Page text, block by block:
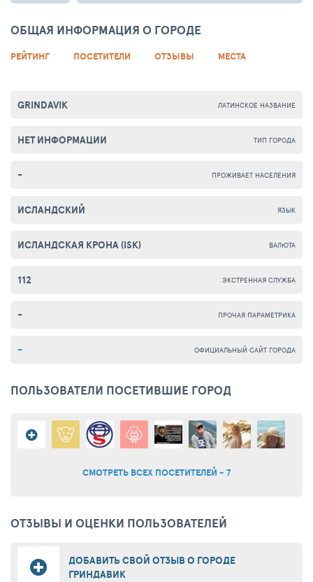
ОБЩАЯ ИНФОРМАЦИЯ О ГОРОДЕ
РЕЙТИНГ ПОСЕТИТЕЛИ ОТЗЫВЫ МЕСТА
ЛАТИНСКОЕ НАЗВАНИЕ
GRINDAVIK
ТИП ГОРОДА
НЕТ ИНФОРМАЦИИ
ПРОЖИВАЕТ НАСЕЛЕНИЯ
-
ЯЗЫК
ИСЛАНДСКИЙ
ВАЛЮТА
ИСЛАНДСКАЯ КРОНА (ISK)
ЭКСТРЕННАЯ СЛУЖБА
112
ПРОЧАЯ ПАРАМЕТРИКА
-
ОФИЦИАЛЬНЫЙ САЙТ ГОРОДА
-
ПОЛЬЗОВАТЕЛИ ПОСЕТИВШИЕ ГОРОД
СМОТРЕТЬ ВСЕХ ПОСЕТИТЕЛЕЙ - 7
ОТЗЫВЫ И ОЦЕНКИ ПОЛЬЗОВАТЕЛЕЙ
ДОБАВИТЬ СВОЙ ОТЗЫВ О ГОРОДЕ
ГРИНДАВИК